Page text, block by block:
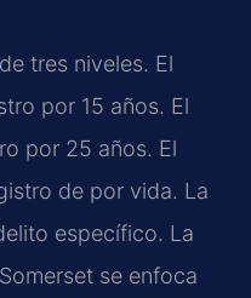
tres niveles. El
por 15 años. El
por 25 años. El
de por vida. La
específico. La
se enfoca